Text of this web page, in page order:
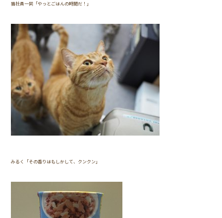
猫社員一同「やっとごはんの時間だ！」
みるく「その香りはもしかして、クンクン」